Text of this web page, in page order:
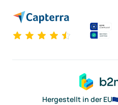
Hergestellt in der EU